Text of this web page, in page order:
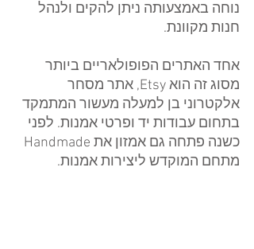
נוחה באמצעותה ניתן להקים ולנהל
חנות מקוונת.
אחד האתרים הפופולאריים ביותר
מסוג זה הוא Etsy, אתר מסחר
אלקטרוני בן למעלה מעשור המתמקד
בתחום עבודות יד ופרטי אמנות. לפני
מתחם המוקדש ליצירות אמנות.